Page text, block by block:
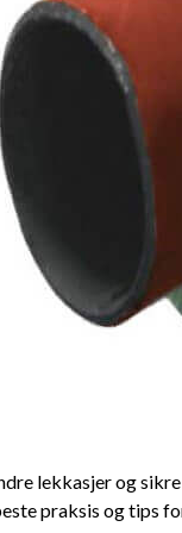
lekkasjer og
praksis ⁢og tips